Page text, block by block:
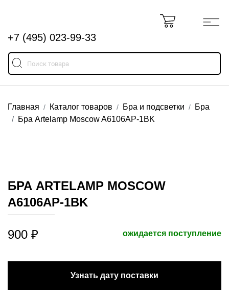
+7 (495) 023-99-33
Главная Каталог товаров Бра и подсветки
Бра
Бра Artelamp Moscow A6106AP-1BK
БРА ARTELAMP MOSCOW
A6106AP-1BK
900 ₽ ожидается поступление
Узнать дату поставки